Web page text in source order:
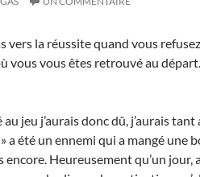
vers la réussite quand vous
vous vous êtes retrouvé au départ.
jeu j’aurais donc dû, j’aurais tant
» a été un ennemi qui a mangé une
Heureusement qu’un jour,